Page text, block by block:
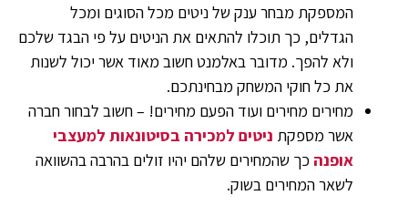
המספקת מבחר ענק של ניטים מכל הסוגים ומכל
הגדלים, כך תוכלו להתאים את הניטים על פי הבגד שלכם
ולא להפך. מדובר באלמנט חשוב מאוד אשר יכול לשנות
את כל חוקי המשחק מבחינתכם.
מחירים מחירים ועוד הפעם מחירים! – חשוב לבחור חברה
אשר מספקת ניטים למכירה בסיטונאות למעצבי
אופנה כך שהמחירים שלהם יהיו זולים בהרבה בהשוואה
לשאר המחירים בשוק.